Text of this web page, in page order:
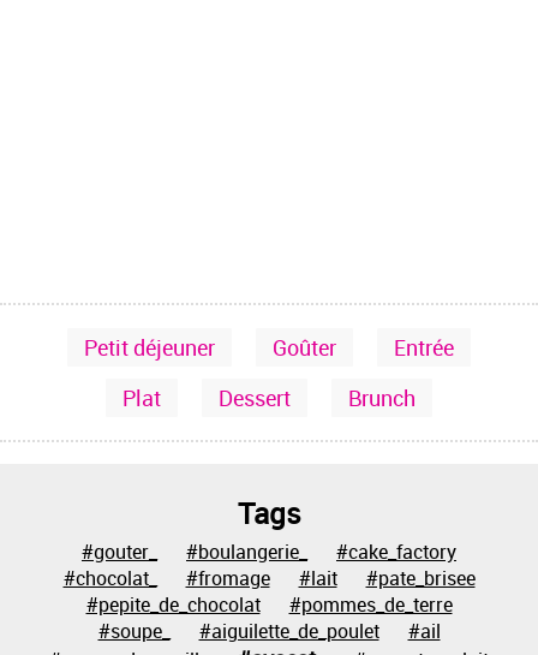
Petit déjeuner Goûter
Entrée
Plat
Dessert Brunch
Tags
#gouter_ #boulangerie_
#cake_factory
#chocolat_
#fromage #lait
#pate_brisee
#pepite_de_chocolat
#pommes_de_terre
#soupe_
#aiguilette_de_poulet
#ail